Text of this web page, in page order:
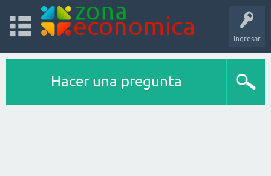
Ingresar
Hacer una pregunta